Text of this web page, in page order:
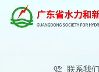
联系我们